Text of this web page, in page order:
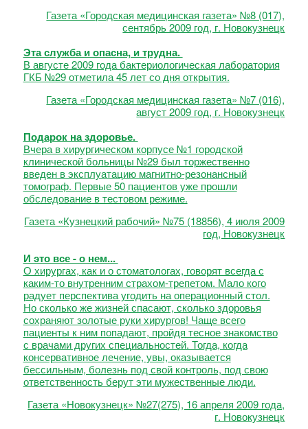
Газета «Городская медицинская газета» №8 (017),
сентябрь 2009 год, г. Новокузнецк
Эта служба и опасна, и трудна.
В августе 2009 года бактериологическая лаборатория
ГКБ №29 отметила 45 лет со дня открытия.
Газета «Городская медицинская газета» №7 (016),
август 2009 год, г. Новокузнецк
Подарок на здоровье.
Вчера в хирургическом корпусе №1 городской
клинической больницы №29 был торжественно
введен в эксплуатацию магнитно-резонансный
томограф. Первые 50 пациентов уже прошли
обследование в тестовом режиме.
Газета «Кузнецкий рабочий» №75 (18856), 4 июля 2009
год, Новокузнецк
И это все - о нем...
О хирургах, как и о стоматологах, говорят всегда с
каким-то внутренним страхом-трепетом. Мало кого
радует перспектива угодить на операционный стол.
Но сколько же жизней спасают, сколько здоровья
сохраняют золотые руки хирургов! Чаще всего
пациенты к ним попадают, пройдя тесное знакомство
с врачами других специальностей. Тогда, когда
консервативное лечение, увы, оказывается
бессильным, болезнь под свой контроль, под свою
ответственность берут эти мужественные люди.
Газета «Новокузнецк» №27(275), 16 апреля 2009 года,
г. Новокузнецк